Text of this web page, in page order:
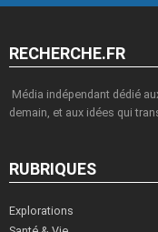
RECHERCHE.FR
Média indépendant dédié
demain, et aux idées qui
RUBRIQUES
Explorations